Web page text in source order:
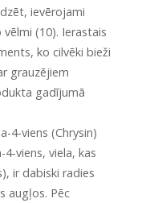
ievērojami
(10). Ierastais
ko cilvēki bieži
grauzējiem
gadījumā
4-viens (Chrysin)
viens, viela, kas
ir dabiski radies
augļos. Pēc